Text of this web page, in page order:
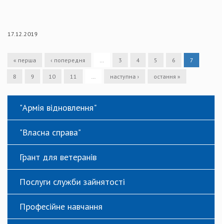
17.12.2019
« перша ‹ попередня … 3 4 5 6 7
8 9 10 11 … наступна › остання »
"Армія відновлення"
"Власна справа"
Грант для ветеранів
Послуги служби зайнятості
Професійне навчання